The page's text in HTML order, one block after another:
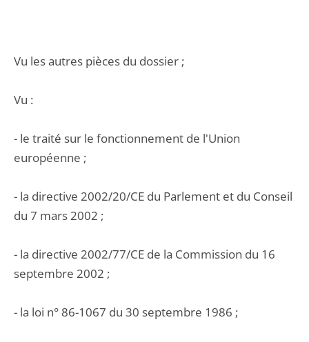
Vu les autres pièces du dossier ;
Vu :
- le traité sur le fonctionnement de l'Union
européenne ;
- la directive 2002/20/CE du Parlement et du Conseil
du 7 mars 2002 ;
- la directive 2002/77/CE de la Commission du 16
septembre 2002 ;
- la loi n° 86-1067 du 30 septembre 1986 ;